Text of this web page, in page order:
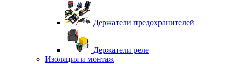
Держатели предохранителей
Держатели реле
Изоляция и монтаж